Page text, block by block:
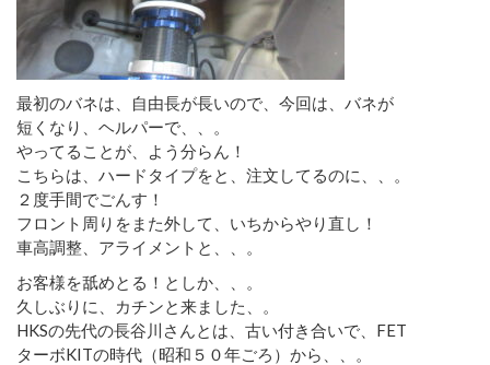
最初のバネは、自由長が長いので、今回は、バネが
短くなり、ヘルパーで、、。
やってることが、よう分らん！
こちらは、ハードタイプをと、注文してるのに、、。
２度手間でごんす！
フロント周りをまた外して、いちからやり直し！
車高調整、アライメントと、、。
お客様を舐めとる！としか、、。
久しぶりに、カチンと来ました、。
HKSの先代の長谷川さんとは、古い付き合いで、FET
ターボKITの時代（昭和５０年ごろ）から、、。